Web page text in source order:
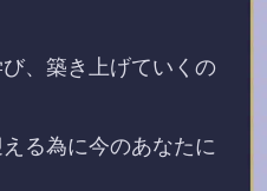
、築き上げていくの
る為に今のあなたに